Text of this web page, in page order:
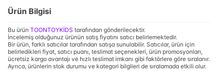
Ürün Bilgisi
Bu ürün TOONTOYKİDS tarafından gönderilecektir.
İncelemiş olduğunuz ürünün satış fiyatını satıcı belirlemektedir.
Bir ürün, farklı satıcılar tarafından satışa sunulabilir. Satıcılar, ürün için
belirledikleri fiyat, satıcı puanı, teslimat seçenekleri, ürün promosyonları,
ücretsiz kargo avantajı ve hızlı teslimat imkanı gibi faktörlere göre sıralanır.
Ayrıca, ürünlerin stok durumu ve kategori bilgileri de sıralamada etkili olur.